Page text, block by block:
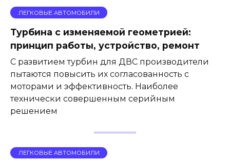
ЛЕГКОВЫЕ АВТОМОБИЛИ
Турбина с изменяемой геометрией:
принцип работы, устройство, ремонт
С развитием турбин для ДВС производители
пытаются повысить их согласованность с
моторами и эффективность. Наиболее
технически совершенным серийным
решением
ЛЕГКОВЫЕ АВТОМОБИЛИ